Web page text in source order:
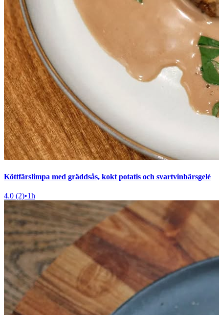
Köttfärslimpa med gräddsås, kokt potatis och svartvinbärsgelé
4.0 (2)•1h